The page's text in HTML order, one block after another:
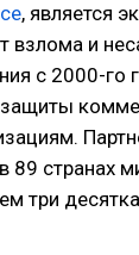
, является
и
с 2000-
защиты
89 странах
три